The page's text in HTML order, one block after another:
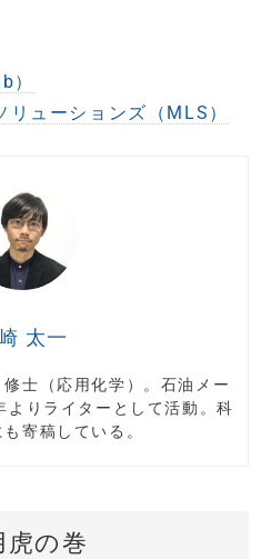
）
ューションズ（MLS）
太一
士（応用化学）。石油メー
りライターとして活動。科
寄稿している。
虎の巻